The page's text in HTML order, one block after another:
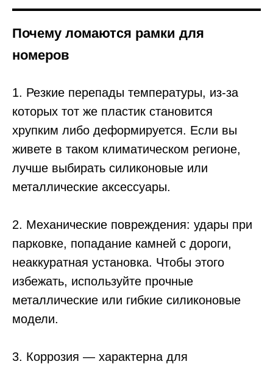
Почему ломаются рамки для
номеров
1. Резкие перепады температуры, из-за
которых тот же пластик становится
хрупким либо деформируется. Если вы
живете в таком климатическом регионе,
лучше выбирать силиконовые или
металлические аксессуары.
2. Механические повреждения: удары при
парковке, попадание камней с дороги,
неаккуратная установка. Чтобы этого
избежать, используйте прочные
металлические или гибкие силиконовые
модели.
3. Коррозия — характерна для